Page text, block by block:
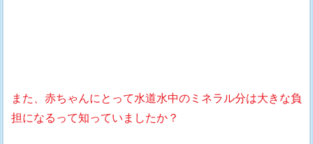
また、赤ちゃんにとって水道水中のミネラル分は大きな負
担になるって知っていましたか？